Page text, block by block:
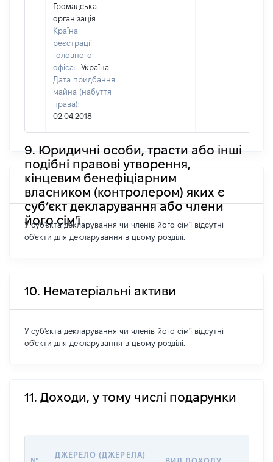
Громадська
організація
Країна
реєстрації
головного
офіса:
Україна
Дата придбання
майна (набуття
права):
02.04.2018
9. Юридичні особи, трасти або інші
подібні правові утворення,
кінцевим бенефіціарним
власником (контролером) яких є
суб’єкт декларування або члени
його сім'ї
У суб'єкта декларування чи членів його сім'ї відсутні
об'єкти для декларування в цьому розділі.
10. Нематеріальні активи
У суб'єкта декларування чи членів його сім'ї відсутні
об'єкти для декларування в цьому розділі.
11. Доходи, у тому числі подарунки
ДЖЕРЕЛО (ДЖЕРЕЛА)